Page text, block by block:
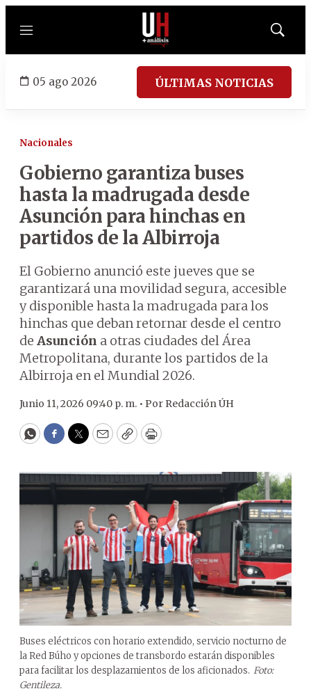
Menú
Mostrar
05 ago 2026 ÚLTIMAS NOTICIAS
Nacionales
Gobierno garantiza buses
hasta la madrugada desde
Asunción para hinchas en
partidos de la Albirroja
El Gobierno anunció este jueves que se
garantizará una movilidad segura, accesible
y disponible hasta la madrugada para los
hinchas que deban retornar desde el centro
de Asunción a otras ciudades del Área
Metropolitana, durante los partidos de la
Albirroja en el Mundial 2026.
Junio 11, 2026 09:40 p. m. • Por Redacción ÚH
WhatsApp
Facebook
Twitter
EmailCopyPrint
Buses eléctricos con horario extendido, servicio nocturno de
la Red Búho y opciones de transbordo estarán disponibles
para facilitar los desplazamientos de los aficionados. Foto:
Gentileza.